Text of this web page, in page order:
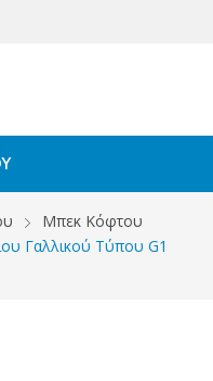
Μπεκ Κόφτου
Γαλλικού Τύπου G1